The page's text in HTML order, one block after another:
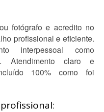
fotógrafo e acredito no
profissional e eficiente.
interpessoal como
Atendimento claro e
100% como foi